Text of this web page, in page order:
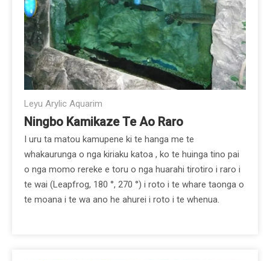
Leyu Arylic Aquarim
Ningbo Kamikaze Te Ao Raro
I uru ta matou kamupene ki te hanga me te
whakaurunga o nga kiriaku katoa , ko te huinga tino pai
o nga momo rereke e toru o nga huarahi tirotiro i raro i
te wai (Leapfrog, 180 °, 270 °) i roto i te whare taonga o
te moana i te wa ano he ahurei i roto i te whenua.